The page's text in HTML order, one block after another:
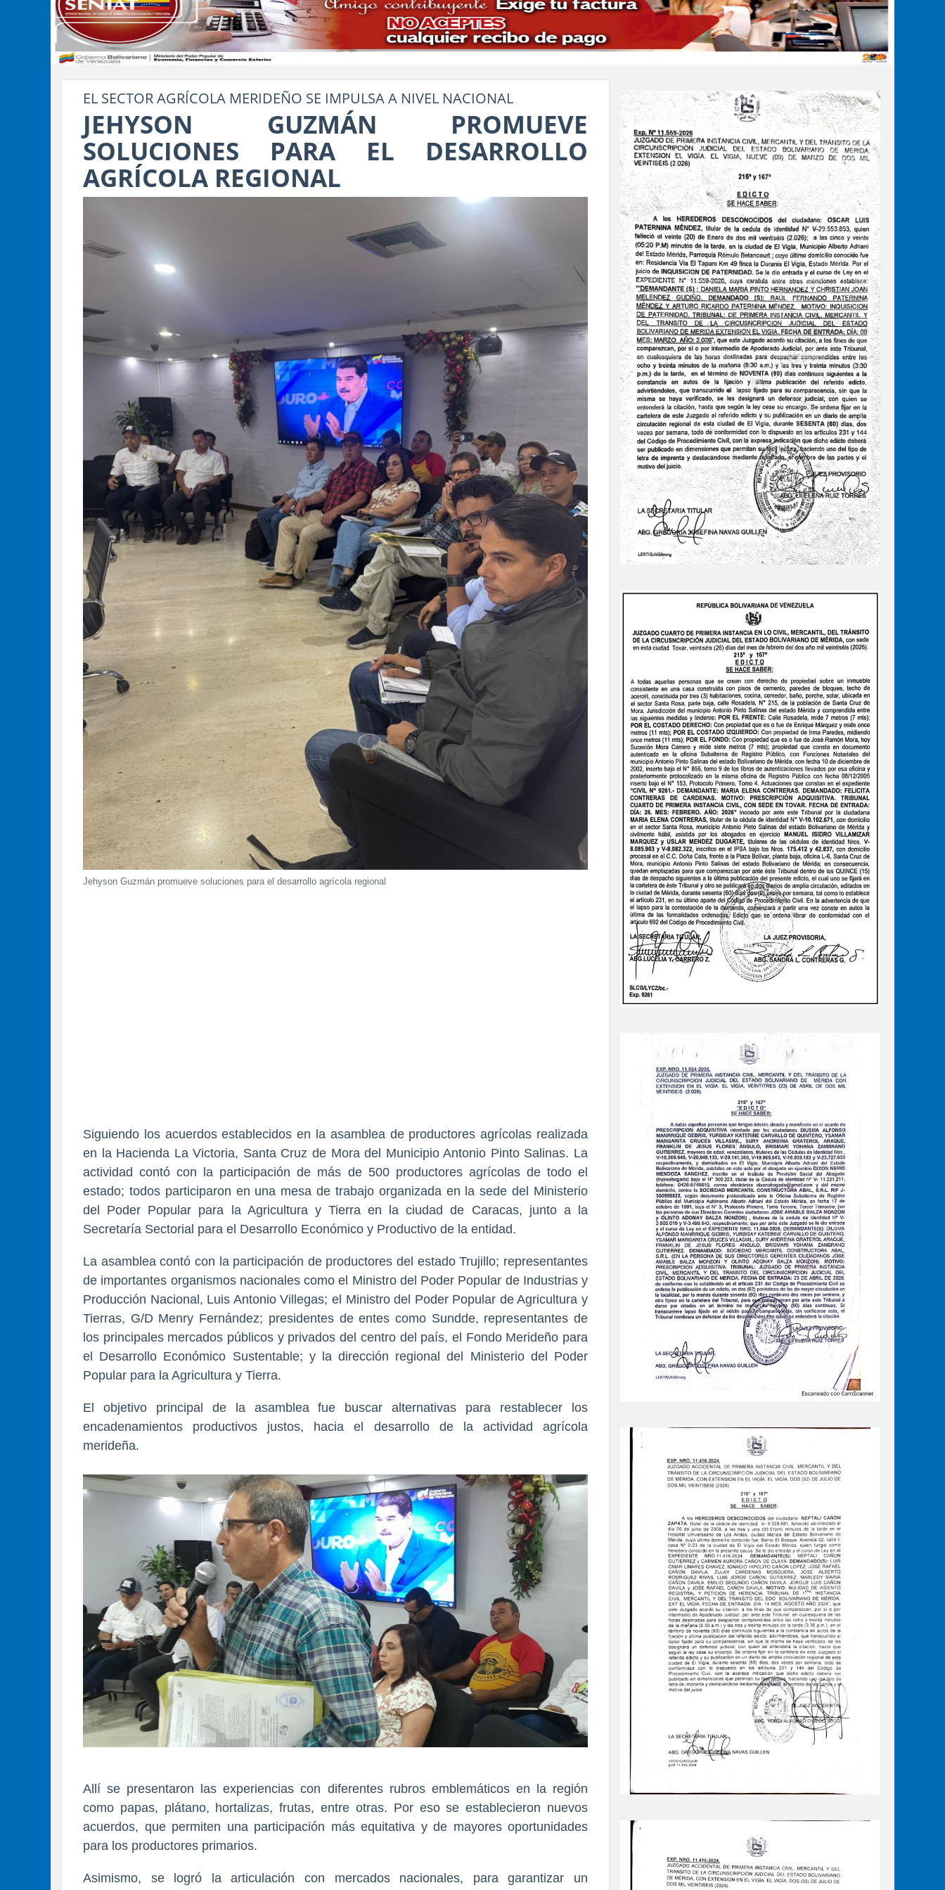
EL SECTOR AGRÍCOLA MERIDEÑO SE IMPULSA A NIVEL NACIONAL
JEHYSON GUZMÁN PROMUEVE
SOLUCIONES PARA EL DESARROLLO
AGRÍCOLA REGIONAL
Jehyson Guzmán promueve soluciones para el desarrollo agrícola regional
Siguiendo los acuerdos establecidos en la asamblea de productores agrícolas realizada
en la Hacienda La Victoria, Santa Cruz de Mora del Municipio Antonio Pinto Salinas. La
actividad contó con la participación de más de 500 productores agrícolas de todo el
estado; todos participaron en una mesa de trabajo organizada en la sede del Ministerio
del Poder Popular para la Agricultura y Tierra en la ciudad de Caracas, junto a la
Secretaría Sectorial para el Desarrollo Económico y Productivo de la entidad.
La asamblea contó con la participación de productores del estado Trujillo; representantes
de importantes organismos nacionales como el Ministro del Poder Popular de Industrias y
Producción Nacional, Luis Antonio Villegas; el Ministro del Poder Popular de Agricultura y
Tierras, G/D Menry Fernández; presidentes de entes como Sundde, representantes de
los principales mercados públicos y privados del centro del país, el Fondo Merideño para
el Desarrollo Económico Sustentable; y la dirección regional del Ministerio del Poder
Popular para la Agricultura y Tierra.
El objetivo principal de la asamblea fue buscar alternativas para restablecer los
encadenamientos productivos justos, hacia el desarrollo de la actividad agrícola
merideña.
Allí se presentaron las experiencias con diferentes rubros emblemáticos en la región
como papas, plátano, hortalizas, frutas, entre otras. Por eso se establecieron nuevos
acuerdos, que permiten una participación más equitativa y de mayores oportunidades
para los productores primarios.
Asimismo, se logró la articulación con mercados nacionales, para garantizar un